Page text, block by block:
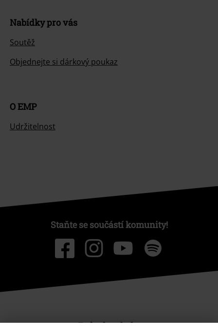
Nabídky pro vás
Soutěž
Objednejte si dárkový poukaz
O EMP
Udržitelnost
Staňte se součástí komunity!
Způsoby platby